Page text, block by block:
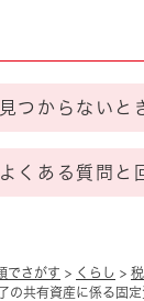
でさがす > くらし >
の共有資産に係る固
見つからないと
よくある質問と